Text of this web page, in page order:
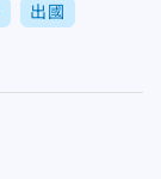
出國